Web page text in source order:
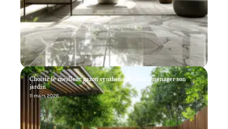
Choisir le meilleur gazon synthétique pour aménager son
jardin
11 mars 2026